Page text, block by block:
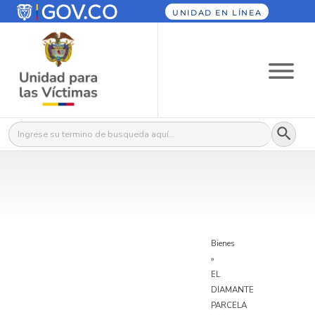
UNIDAD EN LÍNEA
Buscar: Botón
Bienes
»
EL
DIAMANTE
PARCELA